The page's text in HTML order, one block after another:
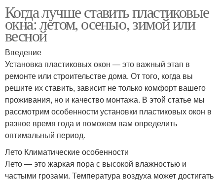
Когда лучше ставить пластиковые
окна: летом, осенью, зимой или
весной
Введение
Установка пластиковых окон — это важный этап в
ремонте или строительстве дома. От того, когда вы
решите их ставить, зависит не только комфорт вашего
проживания, но и качество монтажа. В этой статье мы
рассмотрим особенности установки пластиковых окон в
разное время года и поможем вам определить
оптимальный период.
Лето Климатические особенности
Лето — это жаркая пора с высокой влажностью и
частыми грозами. Температура воздуха может достигать